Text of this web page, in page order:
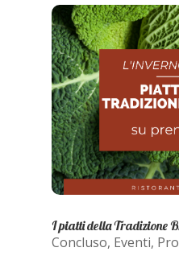
I piatti della Tradizione
Concluso, Eventi,